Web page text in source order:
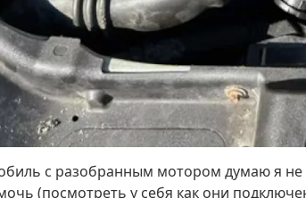
с разобранным мотором думаю я
(посмотреть у себя как они